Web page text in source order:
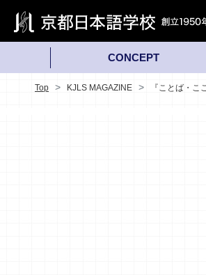
CONCEPT
Top KJLS MAGAZINE 『ことば・